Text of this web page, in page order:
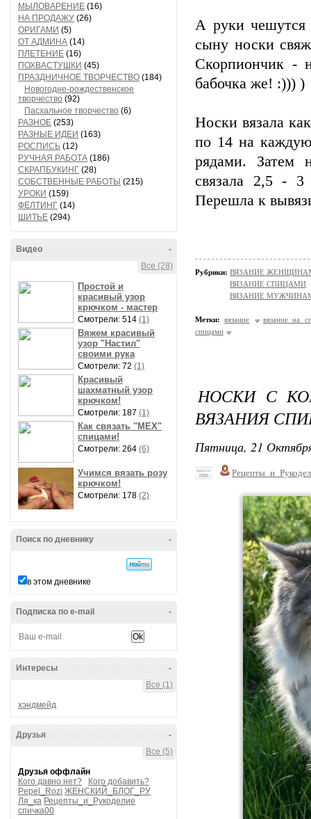
МЫЛОВАРЕНИЕ (16)
НА ПРОДАЖУ (26)
ОРИГАМИ (5)
ОТ АДМИНА (14)
ПЛЕТЕНИЕ (16)
ПОХВАСТУШКИ (45)
ПРАЗДНИЧНОЕ ТВОРЧЕСТВО (184)
Новогодне-рождественское
творчество (92)
Пасхальное творчество (6)
РАЗНОЕ (253)
РАЗНЫЕ ИДЕИ (163)
РОСПИСЬ (12)
РУЧНАЯ РАБОТА (186)
СКРАПБУКИНГ (28)
СОБСТВЕННЫЕ РАБОТЫ (215)
УРОКИ (159)
ФЕЛТИНГ (14)
ШИТЬЕ (294)
-
Видео
Все (28)
Простой и
красивый узор
крючком - мастер
Смотрели: 514 (1)
Вяжем красивый
узор "Настил"
своими рука
Смотрели: 72 (1)
Красивый
шахматный узор
крючком!
Смотрели: 187 (1)
Как связать "МЕХ"
спицами!
Смотрели: 264 (6)
Учимся вязать розу
крючком!
Смотрели: 178 (2)
-
Поиск по дневнику
в этом дневнике
-
Подписка по e-mail
-
Интересы
Все (1)
хэндмейд
-
Друзья
Все (5)
Друзья оффлайн
Кого давно нет?
Кого добавить?
Pepel_Rozi ЖЕНСКИЙ_БЛОГ_РУ
Ля_ка Рецепты_и_Рукоделие
спичка00
А руки чешутся
сыну носки
Скорпиончик -
бабочка же! :))) )
Носки вязала
по 14 на
рядами. Затем
связала 2,5 - 3
Перешла к
Рубрики: ВЯЗАНИЕ ЖЕНЩИНАМ/
ВЯЗАНИЕ СПИЦАМИ
ВЯЗАНИЕ
Метки: вязание
вязание на
спицами
НОСКИ С
ВЯЗАНИЯ
Пятница, 21